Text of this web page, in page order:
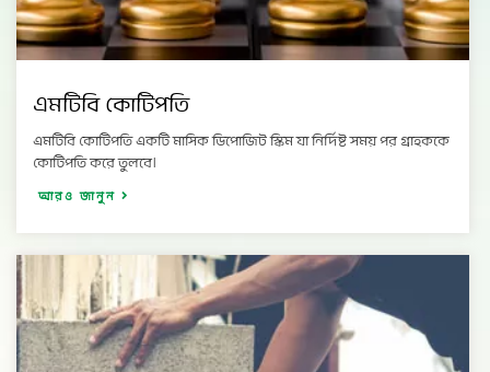
এমটিবি কোটিপতি
এমটিবি কোটিপতি একটি মাসিক ডিপোজিট স্কিম যা নির্দিষ্ট সময় পর গ্রাহককে
কোটিপতি করে তুলবে।
আরও জানুন